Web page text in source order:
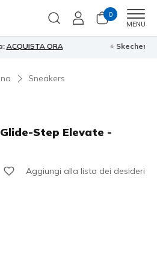
0
MENU
entro 45 giorni per i memberiIscriviti⭐
Sneakers
Step Elevate -
5 Aggiungi alla lista dei desideri